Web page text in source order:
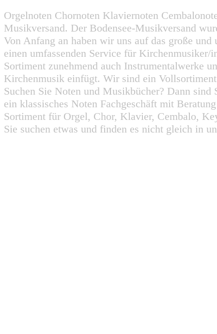
Orgelnoten Chornoten Klaviernoten
Musikversand. Der Bodensee-Musikversand
Von Anfang an haben wir uns auf das große
einen umfassenden Service für
Sortiment zunehmend auch Instrumentalwerke
Kirchenmusik einfügt. Wir sind ein
Suchen Sie Noten und Musikbücher? Dann
ein klassisches Noten Fachgeschäft mit
Sortiment für Orgel, Chor, Klavier, Cembalo,
Sie suchen etwas und finden es nicht gleich in